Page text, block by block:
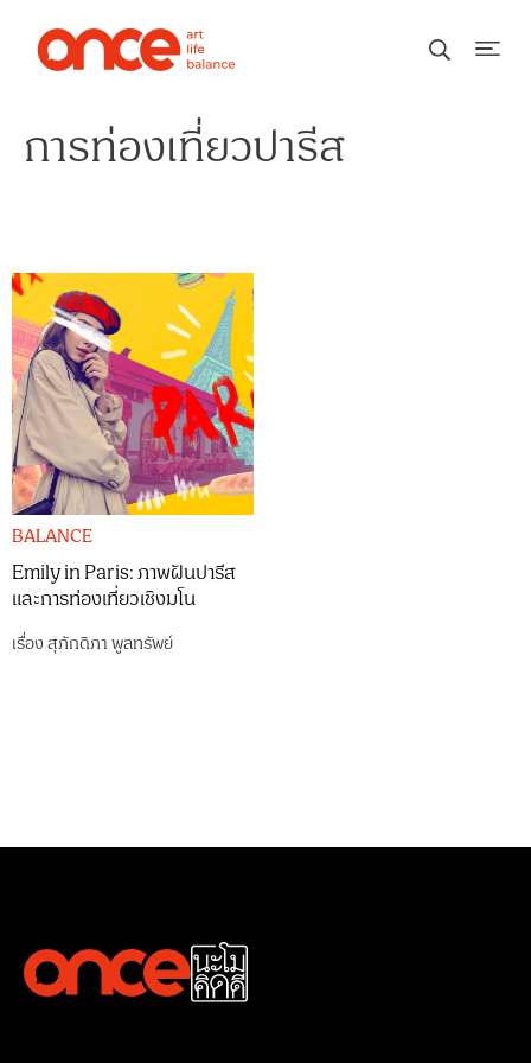
การท่องเที่ยวปารีส
BALANCE
Emily in Paris: ภาพฝันปารีส
และการท่องเที่ยวเชิงมโน
เรื่องสุภักดิภา พูลทรัพย์